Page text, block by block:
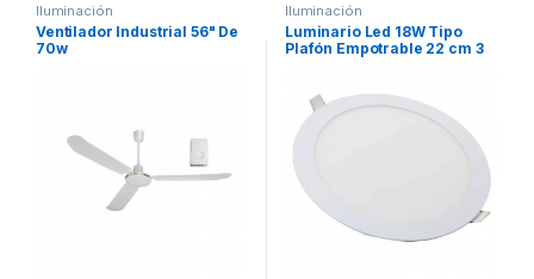
Iluminación
Ventilador Industrial 56" De
70w
Iluminación
Luminario Led 18W Tipo
Plafón Empotrable 22 cm 3